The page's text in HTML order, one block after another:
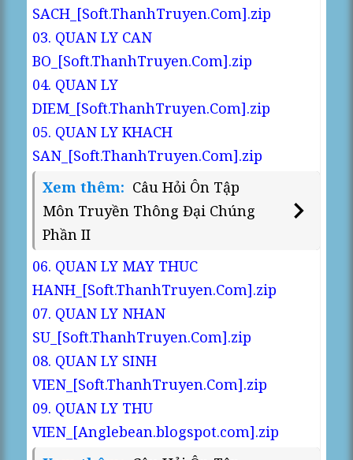
SACH_[Soft.ThanhTruyen.Com].zip
03. QUAN LY CAN
BO_[Soft.ThanhTruyen.Com].zip
04. QUAN LY
DIEM_[Soft.ThanhTruyen.Com].zip
05. QUAN LY KHACH
SAN_[Soft.ThanhTruyen.Com].zip
Xem thêm: Câu Hỏi Ôn Tập
Môn Truyền Thông Đại Chúng
Phần II
06. QUAN LY MAY THUC
HANH_[Soft.ThanhTruyen.Com].zip
07. QUAN LY NHAN
SU_[Soft.ThanhTruyen.Com].zip
08. QUAN LY SINH
VIEN_[Soft.ThanhTruyen.Com].zip
09. QUAN LY THU
VIEN_[Anglebean.blogspot.com].zip